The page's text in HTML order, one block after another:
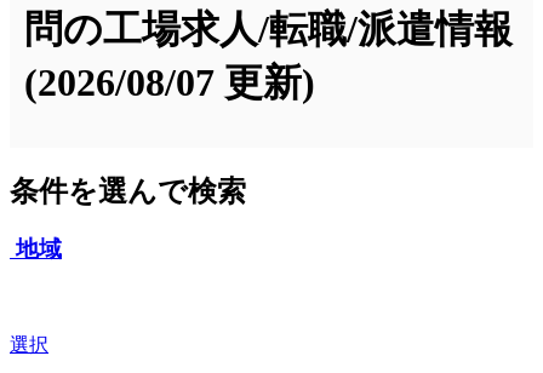
問の工場求人/転職/派遣情報
(2026/08/07 更新)
条件を選んで検索
地域
選択